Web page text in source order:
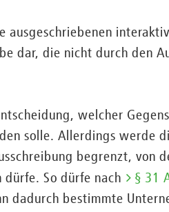
dar, die nicht durch den
welcher
solle. Allerdings werde
begrenzt, von
dürfe. So dürfe nach
§ 31
dadurch bestimmte